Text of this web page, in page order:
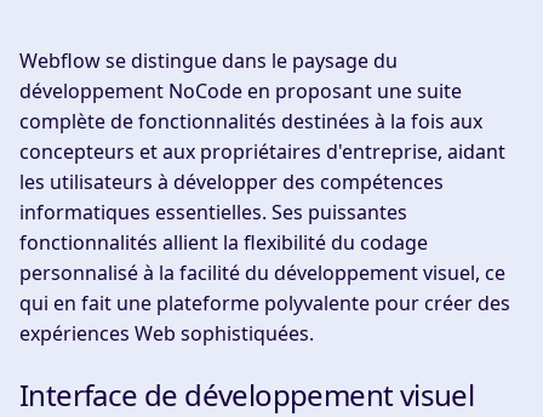
Webflow se distingue dans le paysage du
développement NoCode en proposant une suite
complète de fonctionnalités destinées à la fois aux
concepteurs et aux propriétaires d'entreprise, aidant
les utilisateurs à développer des compétences
informatiques essentielles. Ses puissantes
fonctionnalités allient la flexibilité du codage
personnalisé à la facilité du développement visuel, ce
qui en fait une plateforme polyvalente pour créer des
expériences Web sophistiquées.
Interface de développement visuel